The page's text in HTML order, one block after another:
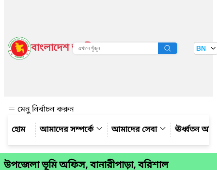
বাংলাদেশ জাতীয় তথ্য বাতায়ন BN
মেনু নির্বাচন করুন
আমাদের সম্পর্কে
আমাদের সেবা ঊর্ধ্বতন
উপজেলা ভূমি অফিস, বানারীপাড়া, বরিশাল